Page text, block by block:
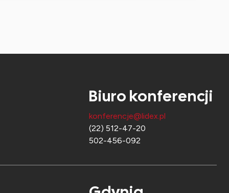
Biuro konferencji
konferencje@lidex.pl
(22) 512-47-20
502-456-092